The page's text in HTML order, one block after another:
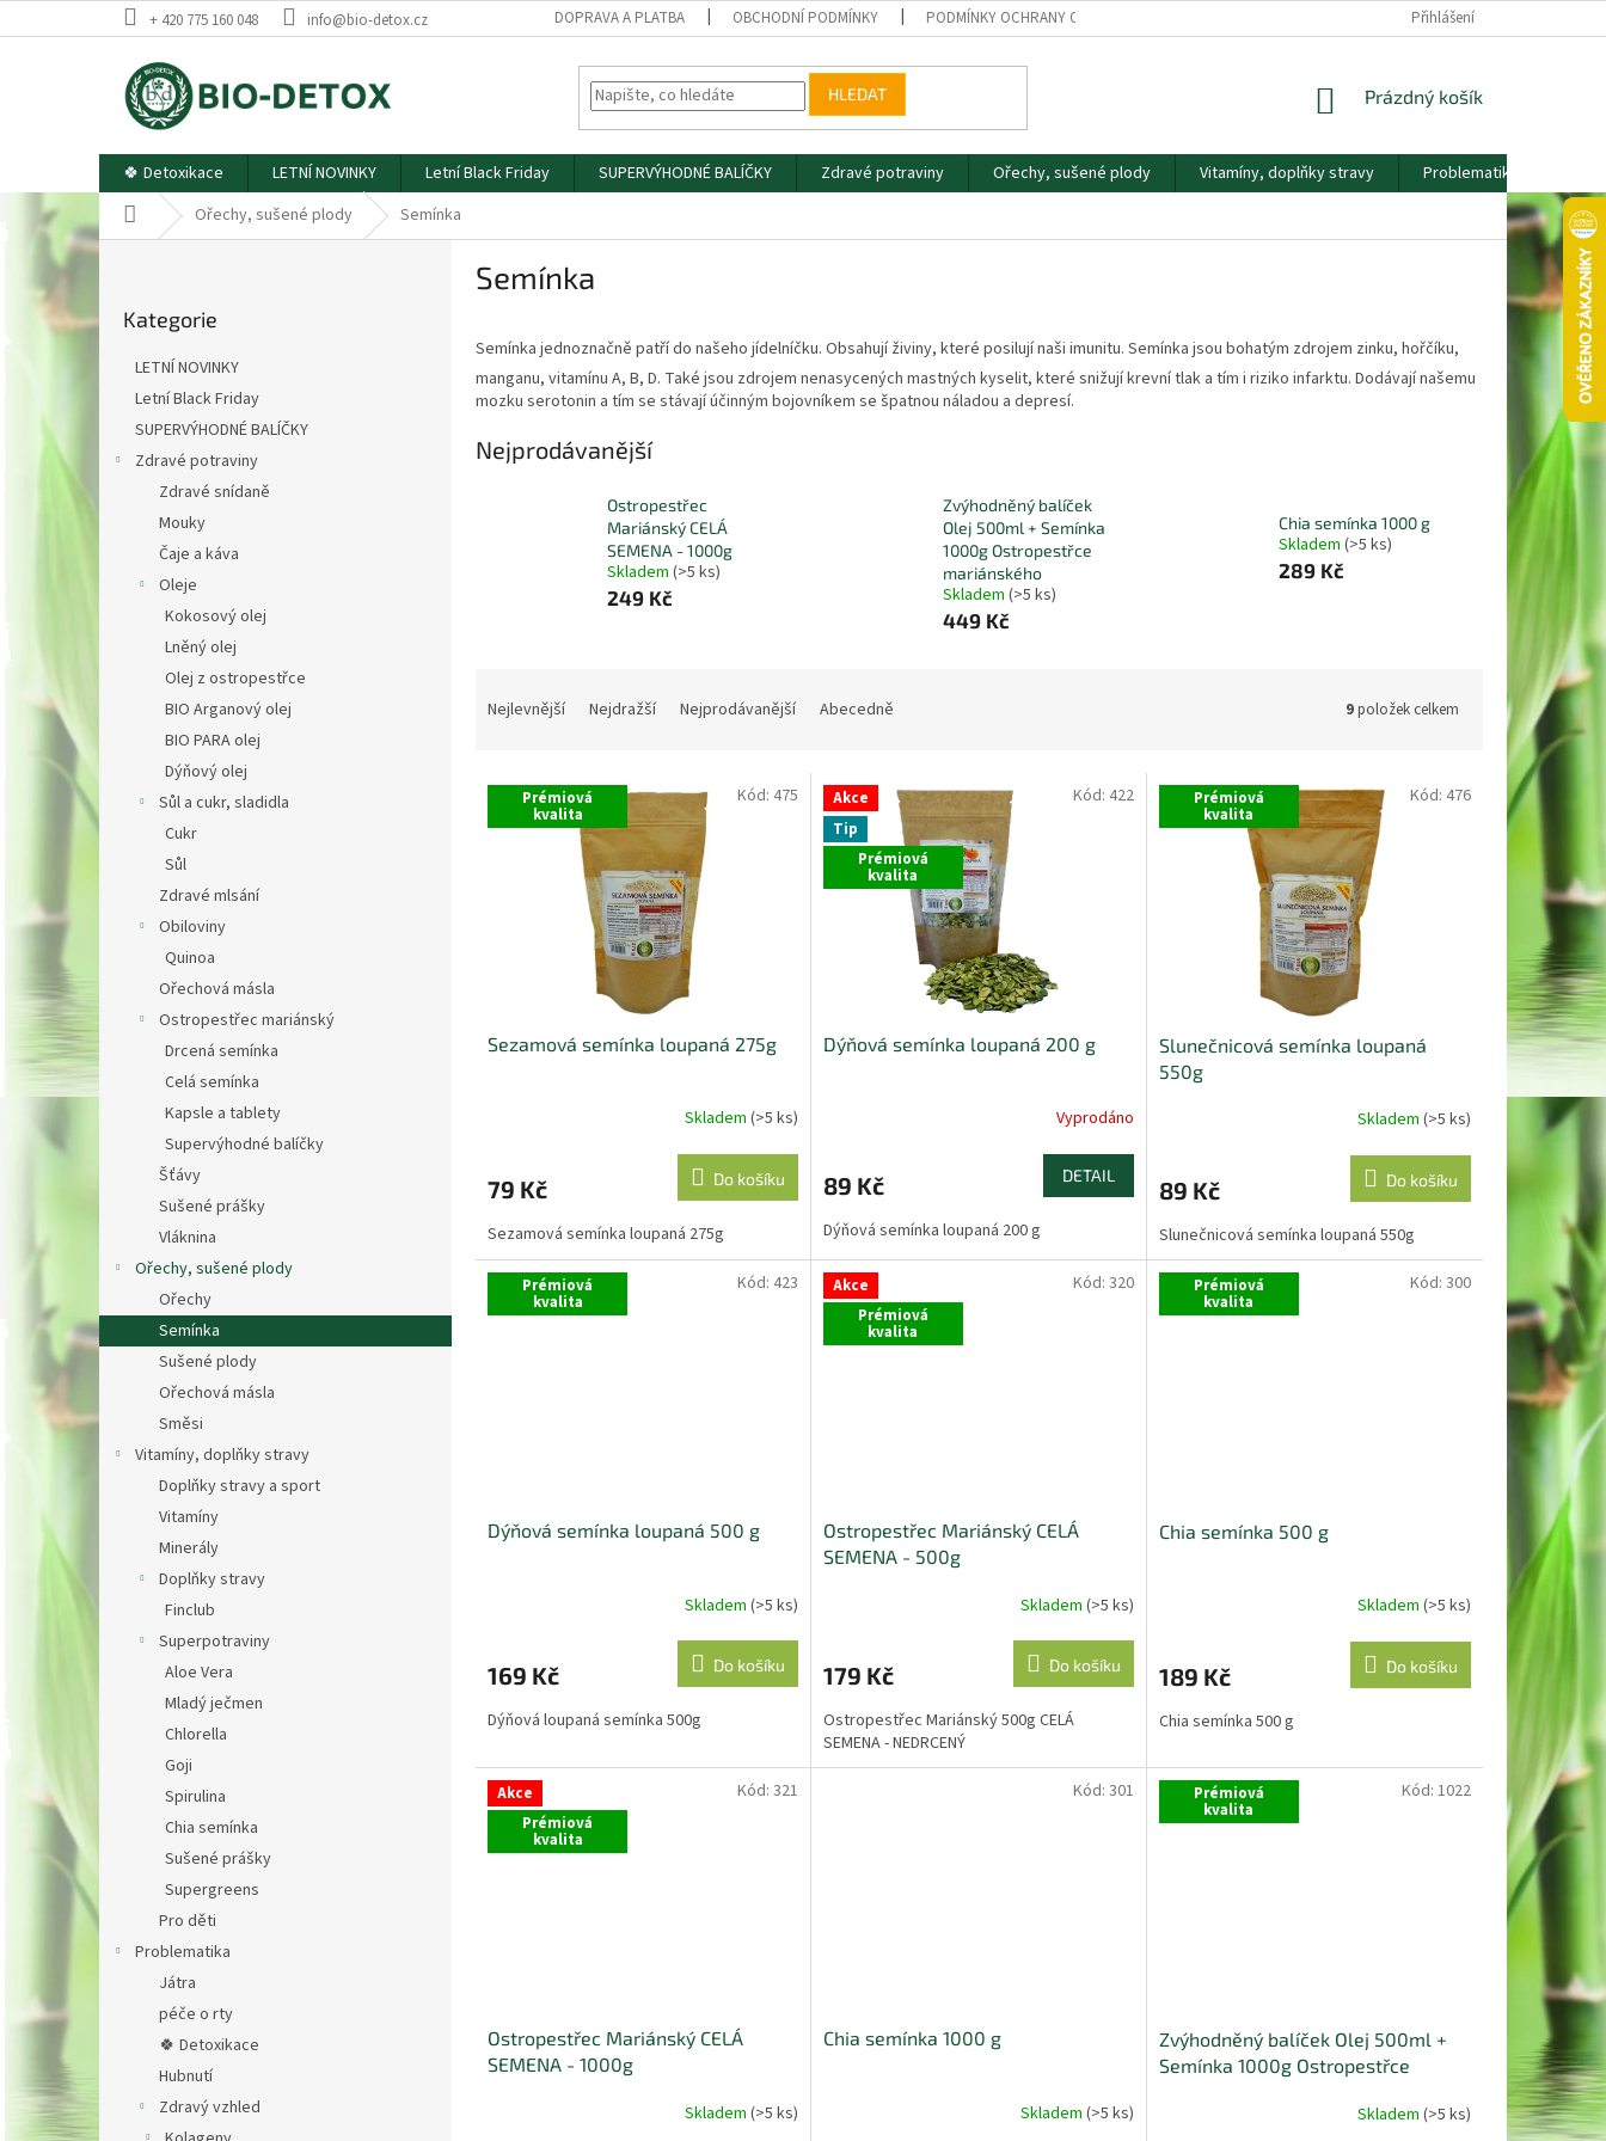
na
+ 420 775 160 048 info@bio-detox.cz DOPRAVA A PLATBA OBCHODNÍ PODMÍNKY PODMÍNKY OCHRANY OS. ÚDAJŮ VĚRNOSTNÍ PROGRAM
Přihlášení
HLEDAT
NÁKUPNÍ
Prázdný košík
🍀 Detoxikace LETNÍ NOVINKY Letní Black Friday SUPERVÝHODNÉ BALÍČKY Zdravé potraviny Ořechy, sušené plody Vitamíny, doplňky stravy Problematika
Domů Ořechy, sušené plody Semínka
P
t
kategorie
Kategorie
LETNÍ NOVINKY
Letní Black Friday
SUPERVÝHODNÉ BALÍČKY
Zdravé potraviny
Zdravé snídaně
Mouky
Čaje a káva
Oleje
Kokosový olej
Lněný olej
Olej z ostropestřce
BIO Arganový olej
BIO PARA olej
Dýňový olej
Sůl a cukr, sladidla
Cukr
Sůl
Zdravé mlsání
Obiloviny
Quinoa
Ořechová másla
Ostropestřec mariánský
Drcená semínka
Celá semínka
Kapsle a tablety
Supervýhodné balíčky
Šťávy
Sušené prášky
Vláknina
Ořechy, sušené plody
Ořechy
Semínka
Sušené plody
Ořechová másla
Směsi
Vitamíny, doplňky stravy
Doplňky stravy a sport
Vitamíny
Minerály
Doplňky stravy
Finclub
Superpotraviny
Aloe Vera
Mladý ječmen
Chlorella
Goji
Spirulina
Chia semínka
Sušené prášky
Supergreens
Pro děti
Problematika
Játra
péče o rty
🍀 Detoxikace
Hubnutí
Zdravý vzhled
Semínka
Semínka jednoznačně patří do našeho jídelníčku. Obsahují živiny, které posilují naši imunitu. Semínka jsou bohatým zdrojem zinku, hořčíku,
manganu, vitamínu A, B, D. Také jsou zdrojem nenasycených mastných kyselit, které snižují krevní tlak a tím i riziko infarktu. Dodávají našemu
mozku serotonin a tím se stávají účinným bojovníkem se špatnou náladou a depresí.
Nejprodávanější
Ostropestřec
Mariánský CELÁ
SEMENA - 1000g
Skladem (>5 ks)
249 Kč
Zvýhodněný balíček
Olej 500ml + Semínka
1000g Ostropestřce
mariánského
Skladem (>5 ks)
449 Kč
Chia semínka 1000 g
Skladem (>5 ks)
289 Kč
n
Nejlevnější Nejdražší Nejprodávanější Abecedně 9položek celkem
V
Prémiová
kvalita
Sezamová semínka loupaná 275g
Skladem (>5 ks)
79 Kč Do košíku
Sezamová semínka loupaná 275g
Kód: 475
Akce
Tip
Prémiová
kvalita
Dýňová semínka loupaná 200 g
Vyprodáno
89 Kč DETAIL
Dýňová semínka loupaná 200 g
Kód: 422 Prémiová
kvalita
Slunečnicová semínka loupaná
550g
Skladem (>5 ks)
89 Kč Do košíku
Slunečnicová semínka loupaná 550g
Kód: 476
Prémiová
kvalita
Dýňová semínka loupaná 500 g
Skladem (>5 ks)
169 Kč Do košíku
Dýňová loupaná semínka 500g
Kód: 423
Akce
Prémiová
kvalita
Ostropestřec Mariánský CELÁ
SEMENA - 500g
Skladem (>5 ks)
179 Kč Do košíku
Ostropestřec Mariánský 500g CELÁ
SEMENA - NEDRCENÝ
Kód: 320 Prémiová
kvalita
Chia semínka 500 g
Skladem (>5 ks)
189 Kč Do košíku
Chia semínka 500 g
Kód: 300
Akce
Prémiová
kvalita
Ostropestřec Mariánský CELÁ
SEMENA - 1000g
Skladem (>5 ks)
Kód: 321
Chia semínka 1000 g
Skladem (>5 ks)
Kód: 301 Prémiová
kvalita
Zvýhodněný balíček Olej 500ml +
Semínka 1000g Ostropestřce
Skladem (>5 ks)
Kód: 1022